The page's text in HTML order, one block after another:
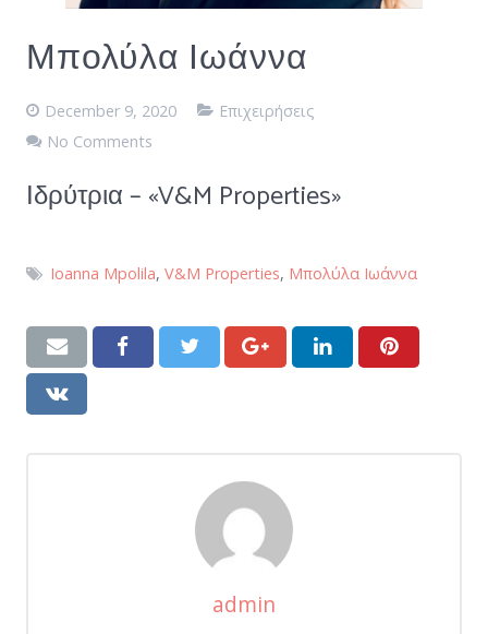
Μπολύλα Ιωάννα
December 9, 2020
Επιχειρήσεις
No Comments
Ιδρύτρια – «V&M Properties»
Ioanna Mpolila,V&M Properties, Μπολύλα Ιωάννα
admin